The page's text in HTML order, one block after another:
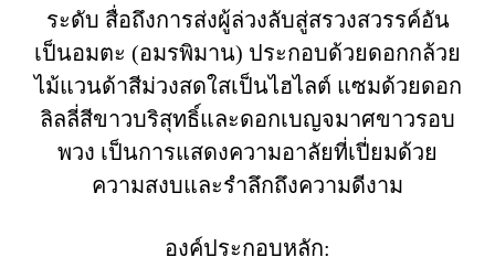
ระดับ สื่อถึงการส่งผู้ล่วงลับสู่สรวงสวรรค์อัน
เป็นอมตะ (อมรพิมาน) ประกอบด้วยดอกกล้วย
ไม้แวนด้าสีม่วงสดใสเป็นไฮไลต์ แซมด้วยดอก
ลิลลี่สีขาวบริสุทธิ์และดอกเบญจมาศขาวรอบ
พวง เป็นการแสดงความอาลัยที่เปี่ยมด้วย
ความสงบและรำลึกถึงความดีงาม
องค์ประกอบหลัก: